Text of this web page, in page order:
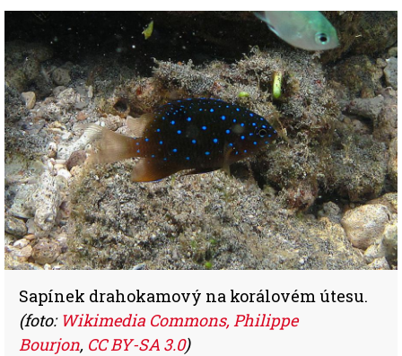
Sapínek drahokamový na korálovém útesu.
(foto: Wikimedia Commons, Philippe
Bourjon, CC BY-SA 3.0)